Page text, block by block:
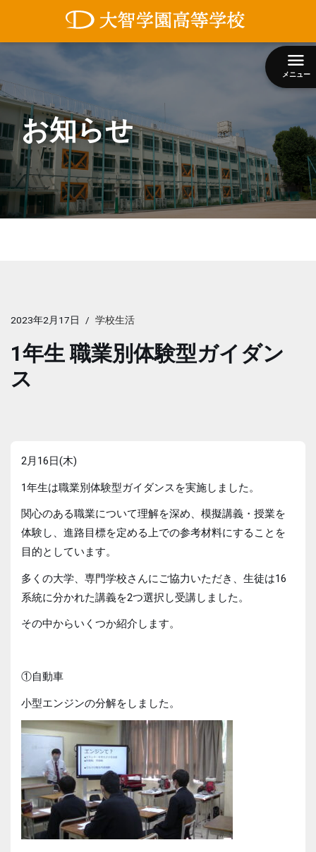
へ
キ
ッ
プ
メニュー
お知らせ
1年生 職業別体験型ガイダン
ス
2023年2月17日 学校生活
2月16日(木)
1年生は職業別体験型ガイダンスを実施しました。
関心のある職業について理解を深め、模擬講義・授業を
体験し、進路目標を定める上での参考材料にすることを
目的としています。
多くの大学、専門学校さんにご協力いただき、生徒は16
系統に分かれた講義を2つ選択し受講しました。
その中からいくつか紹介します。
①自動車
小型エンジンの分解をしました。